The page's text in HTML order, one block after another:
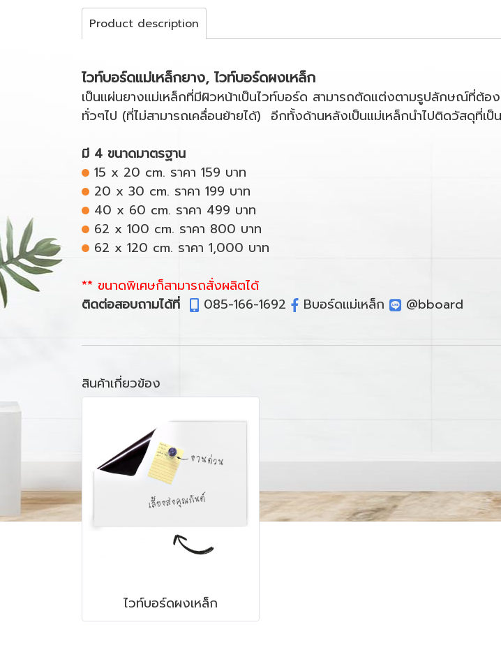
Product description
ไวท์บอร์ดแม่เหล็กยาง, ไวท์บอร์ดผงเหล็ก
เป็นแผ่นยางแม่เหล็กที่มีผิวหน้าเป็นไวท์บอร์ด สามารถตัดแต่งตามรูปลักษณ์ที่ต้อ
ทั่วๆไป (ที่ไม่สามารถเคลื่อนย้ายได้) อีกทั้งด้านหลังเป็นแม่เหล็กนำไปติดวัสดุที่เป็
มี 4 ขนาดมาตรฐาน
15 x 20 cm. ราคา 159 บาท
20 x 30 cm. ราคา 199 บาท
40 x 60 cm. ราคา 499 บาท
62 x 100 cm. ราคา 800 บาท
62 x 120 cm. ราคา 1,000 บาท
** ขนาดพิเศษก็สามารถสั่งผลิตได้
ติดต่อสอบถามได้ที่
085-166-1692 Bบอร์ดแม่เหล็ก @bboard
สินค้าเกี่ยวข้อง
ไวท์บอร์ดผงเหล็ก